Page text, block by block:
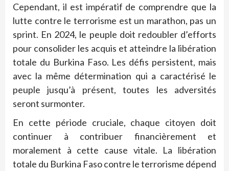
Cependant, il est impératif de comprendre que la
lutte contre le terrorisme est un marathon, pas un
sprint. En 2024, le peuple doit redoubler d’efforts
pour consolider les acquis et atteindre la libération
totale du Burkina Faso. Les défis persistent, mais
avec la même détermination qui a caractérisé le
peuple jusqu’à présent, toutes les adversités
seront surmonter.
En cette période cruciale, chaque citoyen doit
continuer à contribuer financièrement et
moralement à cette cause vitale. La libération
totale du Burkina Faso contre le terrorisme dépend